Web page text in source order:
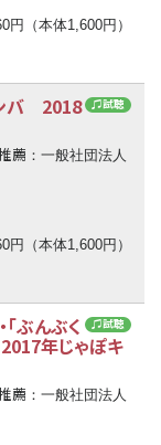
円（本体1,600円）
♫試聴
ンバ 2018
薦 ：一般社団法人
円（本体1,600円）
♫試聴
ぶんぶく
2017年じゃぽキ
薦 ：一般社団法人